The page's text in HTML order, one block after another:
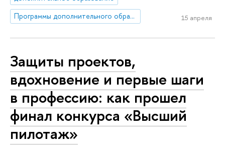
Программы дополнительного образования Школы коммуникаций
15 апреля
Защиты проектов,
вдохновение и первые шаги
в профессию: как прошел
финал конкурса «Высший
пилотаж»